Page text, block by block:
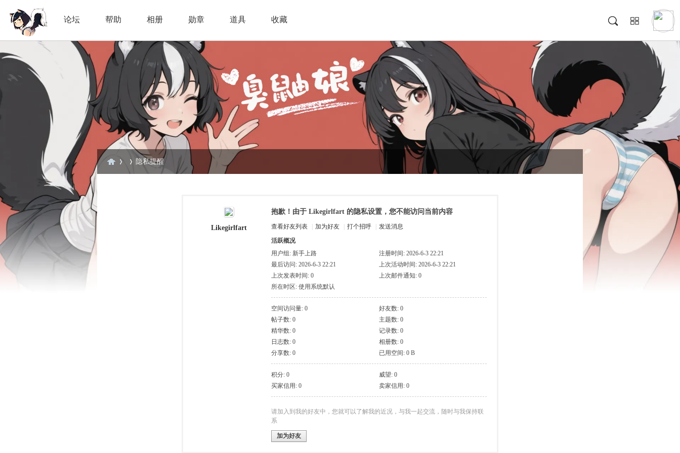
论坛 帮助 相册 勋章 道具 收藏
隐私提醒
Likegirlfart
抱歉！由于 Likegirlfart 的隐私设置，您不能访问当前内容
查看好友列表 加为好友 打个招呼
发送消息
活跃概况
用户组: 新手上路
注册时间: 2026-6-3 22:21
最后访问: 2026-6-3 22:21
上次活动时间: 2026-6-3 22:21
上次发表时间: 0
上次邮件通知: 0
所在时区: 使用系统默认
空间访问量: 0
好友数: 0
帖子数: 0
主题数: 0
精华数: 0
记录数: 0
日志数: 0
相册数: 0
分享数: 0
已用空间: 0 B
积分: 0
威望: 0
买家信用: 0
卖家信用: 0
请加入到我的好友中，您就可以了解我的近况，与我一起交流，随时与我保持联
系
加为好友